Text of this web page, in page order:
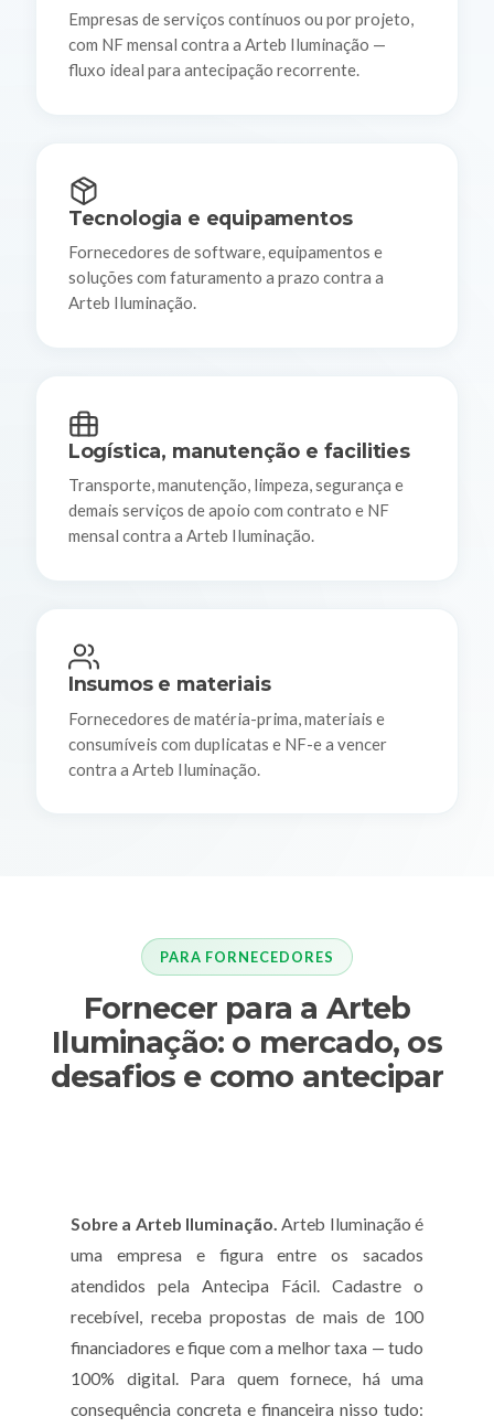
Empresas de serviços contínuos ou por projeto,
com NF mensal contra a Arteb Iluminação —
fluxo ideal para antecipação recorrente.
Tecnologia e equipamentos
Fornecedores de software, equipamentos e
soluções com faturamento a prazo contra a
Arteb Iluminação.
Logística, manutenção e facilities
Transporte, manutenção, limpeza, segurança e
demais serviços de apoio com contrato e NF
mensal contra a Arteb Iluminação.
Insumos e materiais
Fornecedores de matéria-prima, materiais e
consumíveis com duplicatas e NF-e a vencer
contra a Arteb Iluminação.
PARA FORNECEDORES
Fornecer para a Arteb
Iluminação: o mercado, os
desafios e como antecipar
Sobre a Arteb Iluminação. Arteb Iluminação é
uma empresa e figura entre os sacados
atendidos pela Antecipa Fácil. Cadastre o
recebível, receba propostas de mais de 100
financiadores e fique com a melhor taxa — tudo
100% digital. Para quem fornece, há uma
consequência concreta e financeira nisso tudo: